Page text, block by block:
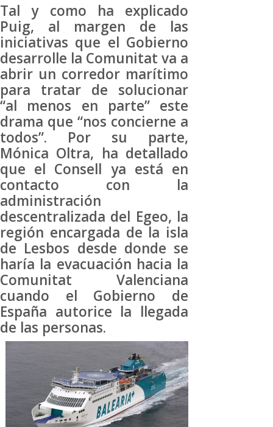
Tal y como ha explicado
Puig, al margen de las
iniciativas que el Gobierno
desarrolle la Comunitat va a
abrir un corredor marítimo
para tratar de solucionar
“al menos en parte” este
drama que “nos concierne a
todos”. Por su parte,
Mónica Oltra, ha detallado
que el Consell ya está en
contacto con la
administración
descentralizada del Egeo, la
región encargada de la isla
de Lesbos desde donde se
haría la evacuación hacia la
Comunitat Valenciana
cuando el Gobierno de
España autorice la llegada
de las personas.